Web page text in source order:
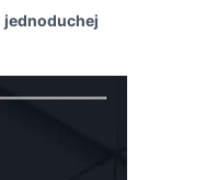
jednoduchej